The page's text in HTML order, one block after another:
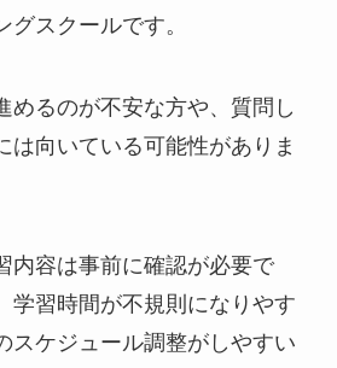
スクールです。
めるのが不安な方や、質問し
は向いている可能性がありま
内容は事前に確認が必要で
学習時間が不規則になりやす
スケジュール調整がしやすい